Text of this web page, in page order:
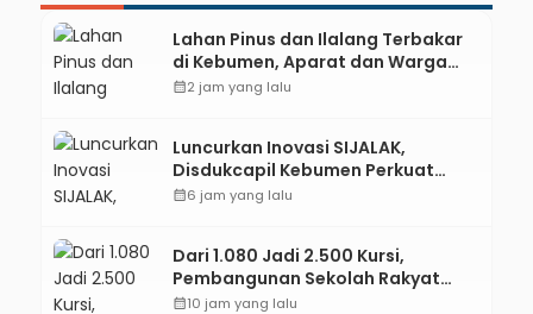
Lahan Pinus dan Ilalang Terbakar
di Kebumen, Aparat dan Warga
Padamkan Api Secara Manual
calendar_month2 jam yang lalu
Luncurkan Inovasi SIJALAK,
Disdukcapil Kebumen Perkuat
Jejaring Literasi Adminduk hingga
calendar_month6 jam yang lalu
Dari 1.080 Jadi 2.500 Kursi,
Pembangunan Sekolah Rakyat
Kebumen Ditargetkan Mulai
calendar_month10 jam yang lalu